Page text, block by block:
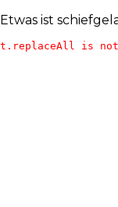
Etwas ist
t.replaceAll is